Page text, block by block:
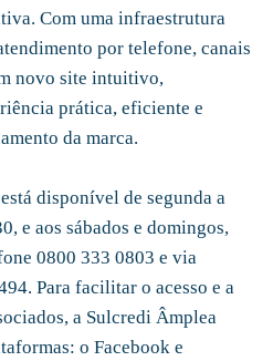
Com uma infraestrutura
por telefone, canais
novo site intuitivo,
prática, eficiente e
da marca.
disponível de segunda a
e aos sábados e domingos,
0800 333 0803 e via
Para facilitar o acesso e a
a Sulcredi Âmplea
o Facebook e